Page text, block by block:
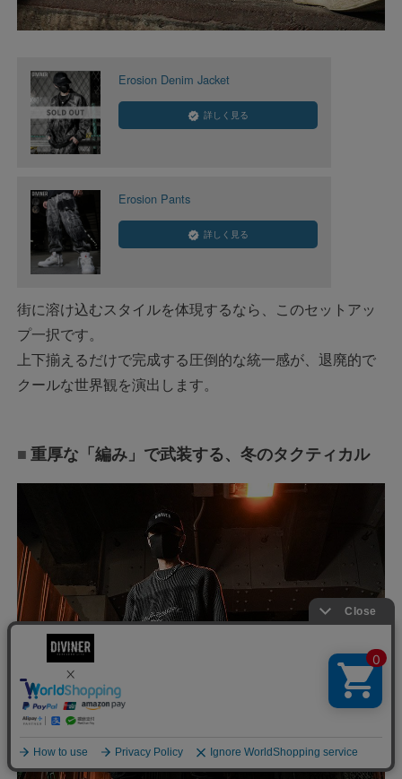
Erosion Denim Jacket
詳しく見る
Erosion Pants
詳しく見る
街に溶け込むスタイルを体現するなら、このセットアッ
プ一択です。
上下揃えるだけで完成する圧倒的な統一感が、退廃的で
クールな世界観を演出します。
重厚な「編み」で武装する、冬のタクティカル